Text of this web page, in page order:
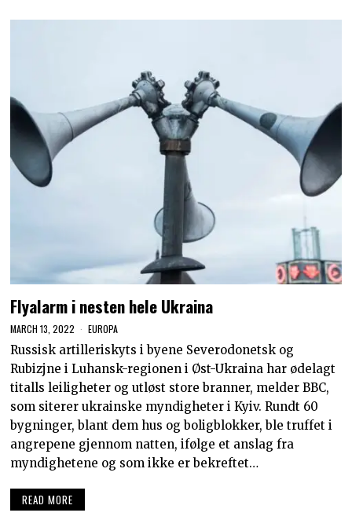
Flyalarm i nesten hele Ukraina
MARCH 13, 2022 EUROPA
Russisk artilleriskyts i byene Severodonetsk og
Rubizjne i Luhansk-regionen i Øst-Ukraina har ødelagt
titalls leiligheter og utløst store branner, melder BBC,
som siterer ukrainske myndigheter i Kyiv. Rundt 60
bygninger, blant dem hus og boligblokker, ble truffet i
angrepene gjennom natten, ifølge et anslag fra
myndighetene og som ikke er bekreftet…
READ MORE